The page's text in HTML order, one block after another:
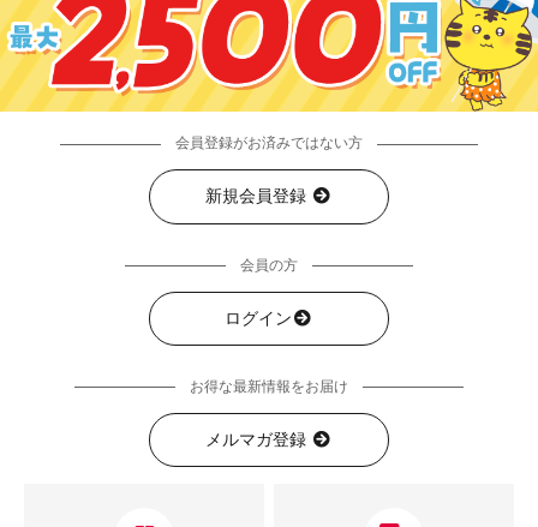
会員登録がお済みではない方
新規会員登録
会員の方
ログイン
お得な最新情報をお届け
メルマガ登録